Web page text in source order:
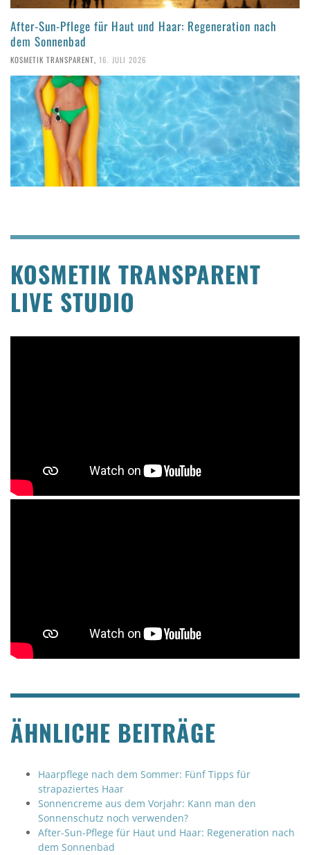
After-Sun-Pflege für Haut und Haar: Regeneration nach
dem Sonnenbad
KOSMETIK TRANSPARENT, 16. JULI 2026
KOSMETIK TRANSPARENT
LIVE STUDIO
ÄHNLICHE BEITRÄGE
Haarpflege nach dem Sommer: Fünf Tipps für
strapaziertes Haar
Sonnencreme aus dem Vorjahr: Kann man den
Sonnenschutz noch verwenden?
After-Sun-Pflege für Haut und Haar: Regeneration nach
dem Sonnenbad